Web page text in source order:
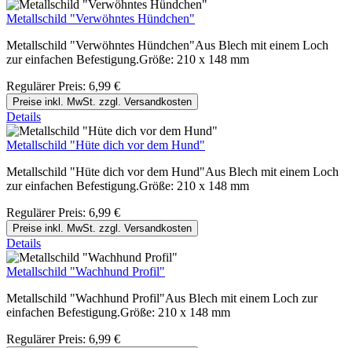
Metallschild "Verwöhntes Hündchen"
Metallschild "Verwöhntes Hündchen"Aus Blech mit einem Loch
zur einfachen Befestigung.Größe: 210 x 148 mm
Regulärer Preis: 6,99 €
Preise inkl. MwSt. zzgl. Versandkosten
Details
Metallschild "Hüte dich vor dem Hund"
Metallschild "Hüte dich vor dem Hund"Aus Blech mit einem Loch
zur einfachen Befestigung.Größe: 210 x 148 mm
Regulärer Preis: 6,99 €
Preise inkl. MwSt. zzgl. Versandkosten
Details
Metallschild "Wachhund Profil"
Metallschild "Wachhund Profil"Aus Blech mit einem Loch zur
einfachen Befestigung.Größe: 210 x 148 mm
Regulärer Preis: 6,99 €